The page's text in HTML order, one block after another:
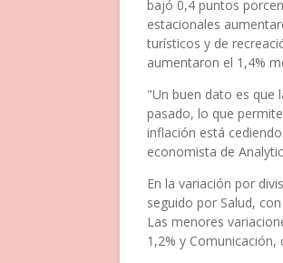
bajó 0,4 puntos
estacionales
turísticos y de
aumentaron el 1,4%
"Un buen dato es que
pasado, lo que
inflación está
economista de
En la variación por
seguido por Salud,
Las menores
1,2% y Comunicación,